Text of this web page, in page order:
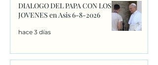
DIALOGO DEL PAPA CON LOS
JOVENES en Asis 6-8-2026
hace 3 días